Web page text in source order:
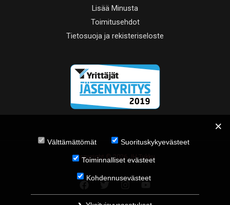
Lisää Minusta
Toimitusehdot
Tietosuoja ja rekisteriseloste
Copyright © 2026 JH Tukku
Välttämättömät Suorituskykyevästeet
Toiminnalliset evästeet
Kohdennusevästeet